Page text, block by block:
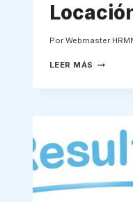
Por Webmaster
LEER MÁS